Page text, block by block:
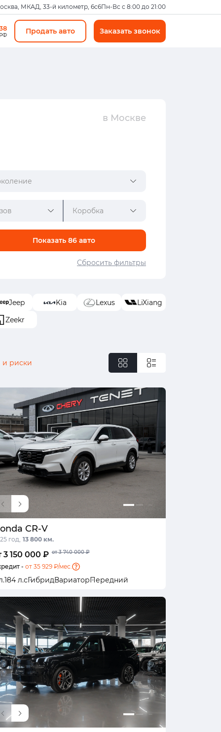
МКАД, 33-й километр, 6с6Пн-Вс с 8:00 до 21:00
Продать авто Заказать звонок
в Москве
Коробка
Показать 86 авто
Сбросить фильтры
Jeep Kia Lexus
LiXiang
Zeekr
и риски
CR-V
год, 13 800 км.
3 150 000 ₽ от 3 740 000 ₽
- от 35 929 ₽/мес.
184 л.сГибридВариаторПередний